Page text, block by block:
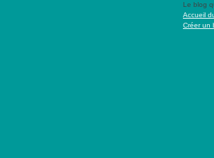
Le blog
Accueil
Créer un